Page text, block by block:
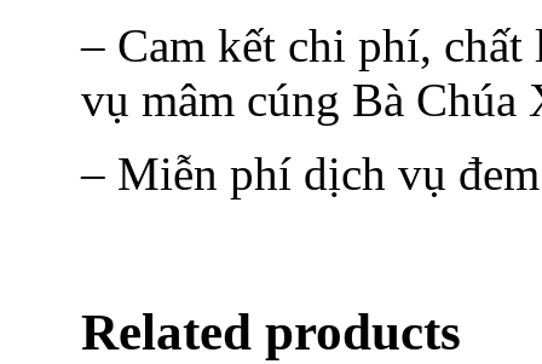
– Cam kết chi phí,
vụ mâm cúng Bà Chúa
– Miễn phí dịch vụ
Related products